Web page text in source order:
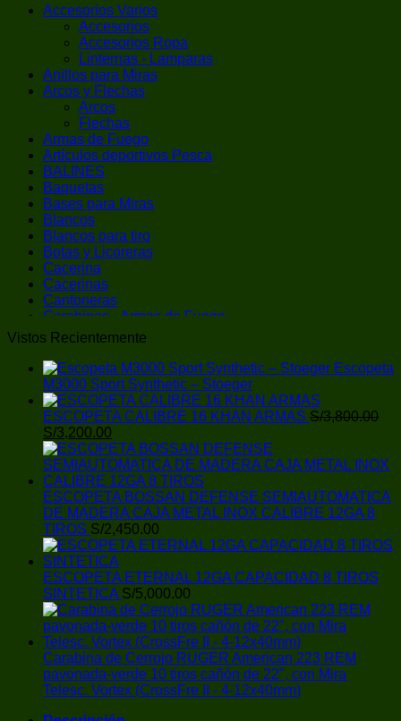
BOMBA
SINTETICA
cantidad
Accesorios Varios
Accesorios
Accesorios Ropa
Linternas - Lamparas
Anillos para Miras
Arcos y Flechas
Arcos
Flechas
Armas de Fuego
Artículos deportivos Pesca
BALINES
Baquetas
Bases para Miras
Blancos
Blancos para tiro
Botas y Licoreras
Cacerina
Cacerinas
Cantoneras
Carabinas - Armas de Fuego
Carabinas de Aire Comprimido
Chalecos / Chest Rigs
Chokes
Cintas Adhesivas
CO2
Pistolas CO2
Correas
Cuchillas
Cuchilleria
Cuchillos
Defensa Personal
Gases Pimienta
Empuñaduras
Escobillas
Escopetas - Armas de Fuego
Esposas
Estuches
Fundas de Armas
Gorras
Inhibidores de Óxido
Kits de Limpieza
Maletines
Vistos Recientemente
Escopeta
M3000 Sport Synthetic – Stoeger
ESCOPETA CALIBRE 16 KHAN ARMAS S/3,800.00
El
precio
original
era:
S/3,800.00.
S/3,200.00
precio
actual
es:
S/3,200.00.
ESCOPETA BOSSAN DEFENSE SEMIAUTOMATICA
DE MADERA CAJA METAL INOX CALIBRE 12GA 8
TIROS S/2,450.00
ESCOPETA ETERNAL 12GA CAPACIDAD 8 TIROS
SINTETICA S/5,000.00
Carabina de Cerrojo RUGER American 223 REM
pavonada-verde 10 tiros cañón de 22", con Mira
Telesc. Vortex (CrossFre II - 4-12x40mm)